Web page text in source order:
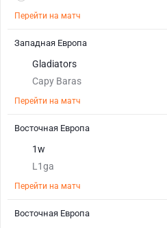
Перейти на матч
Gladiators
Capy Baras
Перейти на матч
Западная Европа
1w
L1ga
Перейти на матч
Восточная Европа
Восточная Европа